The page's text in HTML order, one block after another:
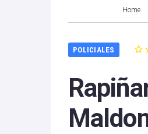
Home
POLICIALES